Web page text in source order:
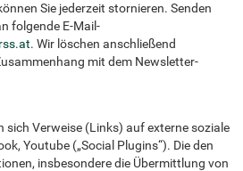
Sie jederzeit stornieren. Senden
folgende E-Mail-
. Wir löschen anschließend
mit dem Newsletter-
sich Verweise (Links) auf externe soziale
Youtube („Social Plugins“). Die den
insbesondere die Übermittlung von